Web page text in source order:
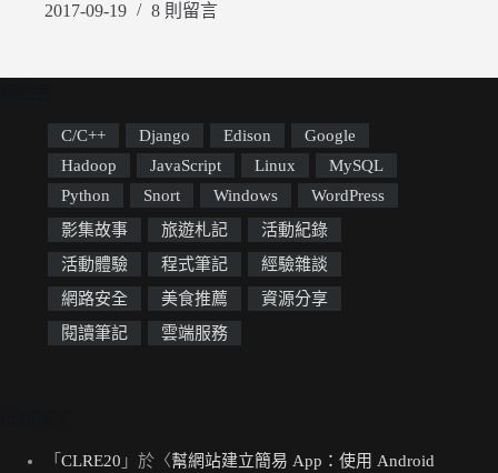
2017-09-19 8 則留言
C/C++ Django Edison
Google
Hadoop
JavaScript Linux
MySQL
Python
Snort Windows
WordPress
影集故事
旅遊札記
活動紀錄
活動體驗
程式筆記
經驗雜談
網路安全
美食推薦
資源分享
閱讀筆記
雲端服務
「 CLRE20 」於〈幫網站建立簡易 App：使用 Android